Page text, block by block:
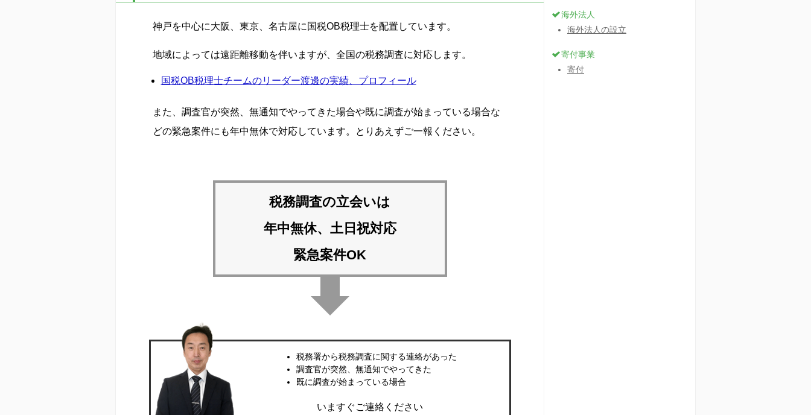
神戸を中心に大阪、東京、名古屋に国税OB税理士を配置しています。
地域によっては遠距離移動を伴いますが、全国の税務調査に対応します。
国税OB税理士チームのリーダー渡邊の実績、プロフィール
また、調査官が突然、無通知でやってきた場合や既に調査が始まっている場合な
どの緊急案件にも年中無休で対応しています。とりあえずご一報ください。
税務調査の立会いは
年中無休、土日祝対応
緊急案件OK
税務署から税務調査に関する連絡があった
調査官が突然、無通知でやってきた
既に調査が始まっている場合
いますぐご連絡ください
海外法人
海外法人の設立
寄付事業
寄付